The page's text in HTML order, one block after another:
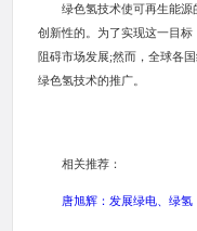
绿色氢技术使可再生能
创新性的。为了实现这一目标
阻碍市场发展;然而，全球各
绿色氢技术的推广。
相关推荐：
唐旭辉：发展绿电、绿